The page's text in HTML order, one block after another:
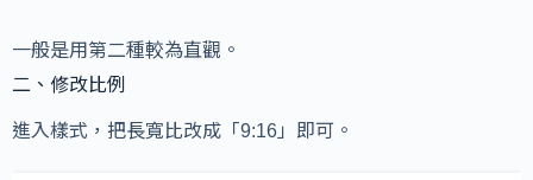
一般是用第二種較為直觀。
二、修改比例
進入樣式，把長寬比改成「9:16」即可。